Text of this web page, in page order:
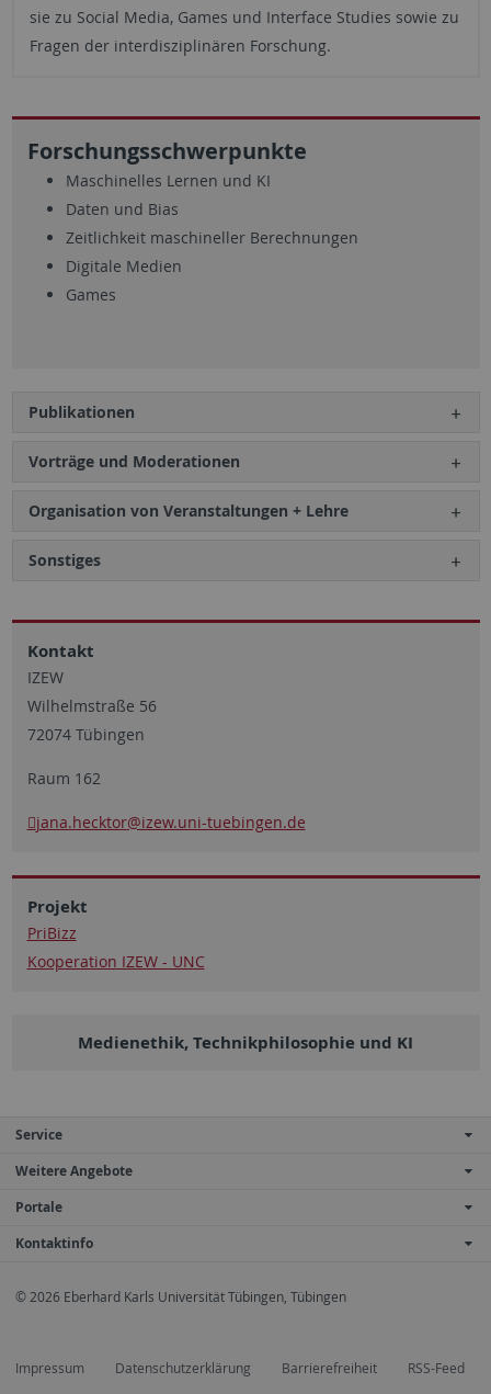
sie zu Social Media, Games und Interface Studies sowie zu
Fragen der interdisziplinären Forschung.
Forschungsschwerpunkte
Maschinelles Lernen und KI
Daten und Bias
Zeitlichkeit maschineller Berechnungen
Digitale Medien
Games
Publikationen
Vorträge und Moderationen
Organisation von Veranstaltungen + Lehre
Sonstiges
Kontakt
IZEW
Wilhelmstraße 56
72074 Tübingen
Raum 162
jana.hecktor@izew.uni-tuebingen.de
Projekt
PriBizz
Kooperation IZEW - UNC
Medienethik, Technikphilosophie und KI
Service
Weitere Angebote
Portale
Kontaktinfo
© 2026 Eberhard Karls Universität Tübingen, Tübingen
Impressum Datenschutzerklärung Barrierefreiheit RSS-Feed